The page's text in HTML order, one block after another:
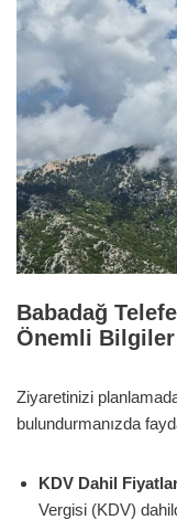
Babadağ
Önemli Bilgiler
Ziyaretinizi
bulundurmanızda
KDV Dahil
Vergisi (KDV)